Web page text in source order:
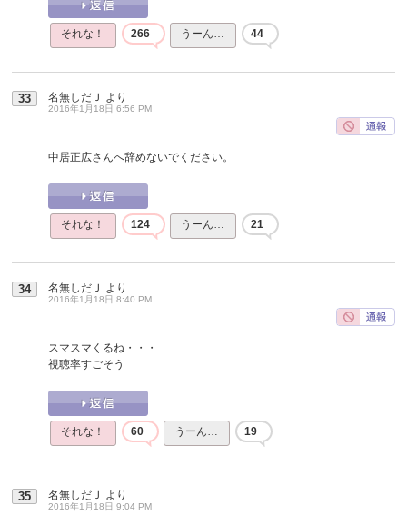
それな！ 266 うーん… 44
33 名無しだＪ より
2016年1月18日 6:56 PM
中居正広さんへ辞めないでください。
それな！ 124 うーん… 21
34 名無しだＪ より
2016年1月18日 8:40 PM
スマスマくるね・・・
視聴率すごそう
それな！ 60 うーん… 19
35 名無しだＪ より
2016年1月18日 9:04 PM